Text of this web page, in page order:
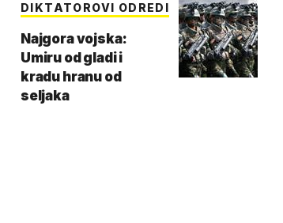
DIKTATOROVI ODREDI
Najgora vojska:
Umiru od gladi i
kradu hranu od
seljaka